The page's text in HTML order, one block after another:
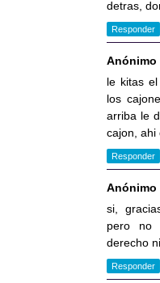
detras,
Responder
Anónimo
le kitas
los
arriba le
cajon, ahi
Responder
Anónimo
si,
pero no
derecho
Responder